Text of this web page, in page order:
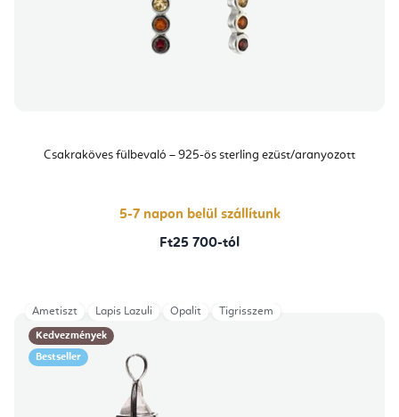
Csakraköves fülbevaló – 925-ös sterling ezüst/aranyozott
5-7 napon belül szállítunk
Ft25 700-tól
Kedvezmények
Bestseller
Ametiszt Lapis Lazuli Opalit Tigrisszem